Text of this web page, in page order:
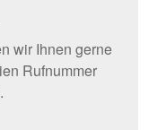
wir Ihnen gerne
Rufnummer